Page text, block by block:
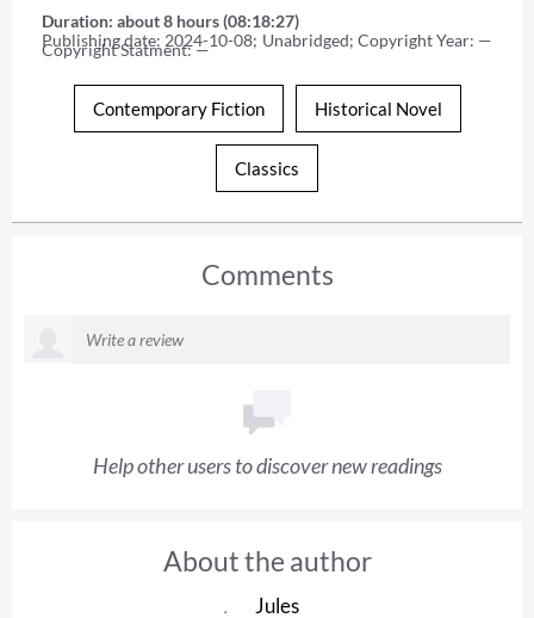
Duration: about 8 hours (08:18:27)
Publishing date: 2024-10-08; Unabridged; Copyright Year: —
Copyright Statment: —
Contemporary Fiction Historical Novel
Classics
Comments
Help other users to discover new readings
About the author